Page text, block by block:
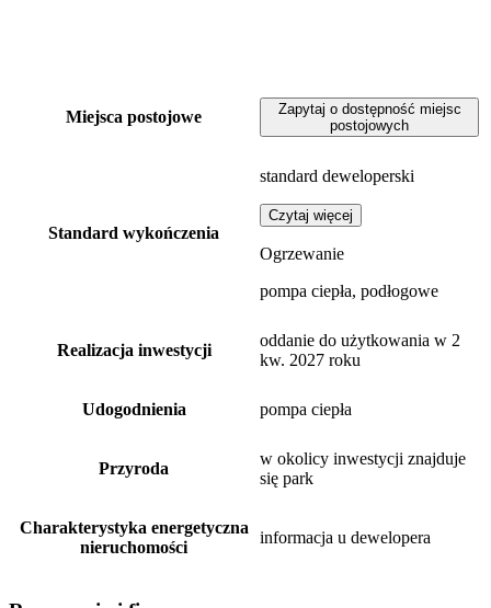
Miejsca postojowe
Zapytaj o dostępność miejsc
postojowych
Standard wykończenia
standard deweloperski
Czytaj więcej
Ogrzewanie
pompa ciepła, podłogowe
Realizacja inwestycji
oddanie do użytkowania w 2
kw. 2027 roku
Udogodnienia pompa ciepła
Przyroda
w okolicy inwestycji znajduje
się park
Charakterystyka energetyczna
nieruchomości
informacja u dewelopera